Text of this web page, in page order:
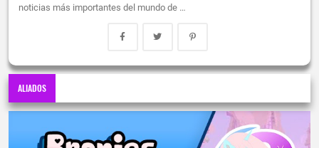
noticias más importantes del mundo de …
ALIADOS